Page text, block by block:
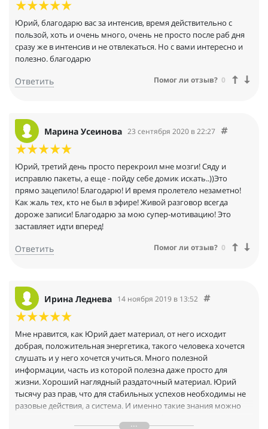
Юрий, благодарю вас за интенсив, время действительно с
пользой, хоть и очень много, очень не просто после раб дня
сразу же в интенсив и не отвлекаться. Но с вами интересно и
полезно. благодарю
Ответить Помог ли отзыв? 0
Марина Усеинова 23 сентября 2020 в 22:27
Юрий, третий день просто перекроил мне мозги! Сяду и
исправлю пакеты, а еще - пойду себе домик искать..))Это
прямо зацепило! Благодарю! И время пролетело незаметно!
Как жаль тех, кто не был в эфире! Живой разговор всегда
дороже записи! Благодарю за мою супер-мотивацию! Это
заставляет идти вперед!
Ответить Помог ли отзыв? 0
Ирина Леднева 14 ноября 2019 в 13:52
Мне нравится, как Юрий дает материал, от него исходит
добрая, положительная энергетика, такого человека хочется
слушать и у него хочется учиться. Много полезной
информации, часть из которой полезна даже просто для
жизни. Хороший наглядный раздаточный материал. Юрий
тысячу раз прав, что для стабильных успехов необходимы не
разовые действия, а система. И именно такие знания можно